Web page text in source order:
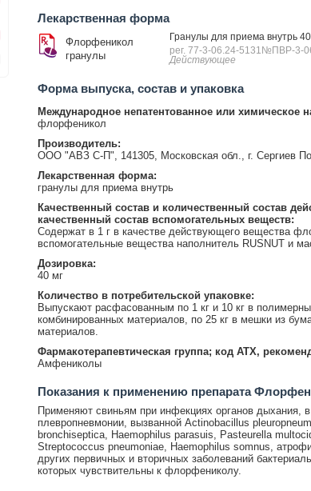
Лекарственная форма
Флорфеникол
гранулы
Гранулы для приема внутрь
рег. 77-3-06.24-5131№ПВР-3-
Действующее
Форма выпуска, состав и упаковка
Международное непатентованное или химическое
флорфеникол
Производитель:
ООО "АВЗ С-П", 141305, Московская обл., г. Сергиев
Лекарственная форма:
гранулы для приема внутрь
Качественный состав и количественный состав
качественный состав вспомогательных веществ:
Содержат в 1 г в качестве действующего вещества
вспомогательные вещества наполнитель RUSNUT и
Дозировка:
40 мг
Количество в потребительской упаковке:
Выпускают расфасованным по 1 кг и 10 кг в
комбинированных материалов, по 25 кг в мешки из
материалов.
Фармакотерапевтическая группа; код АТХ,
Амфениколы
Показания к применению препарата
Применяют свиньям при инфекциях органов дыхания,
плевропневмонии, вызванной Actinobacillus
bronchiseptica, Haemophilus parasuis, Pasteurella
Streptococcus pneumoniae, Haemophilus somnus,
других первичных и вторичных заболеваний
которых чувствительны к флорфениколу.